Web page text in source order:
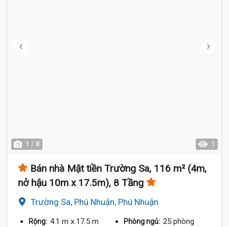
1 / 8 1
Bán nhà Mặt tiền Trường Sa, 116 m² (4m,
nở hậu 10m x 17.5m), 8 Tầng
Trường Sa, Phú Nhuận, Phú Nhuận
Rộng: 4.1 m x 17.5 m Phòng ngủ: 25 phòng